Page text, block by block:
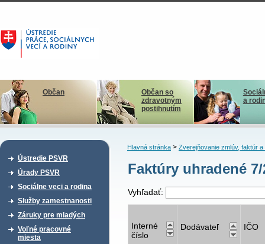
Občan
Občan so
zdravotným
postihnutím
a
Ústredie PSVR
Úrady PSVR
Sociálne veci a rodina
Služby zamestnanosti
Záruky pre mladých
Voľné pracovné
miesta
Hlavná stránka> Zverejňovanie zmlúv, faktúr a
Faktúry uhradené
Vyhľadať:
Interné
číslo
Dodávateľ IČO